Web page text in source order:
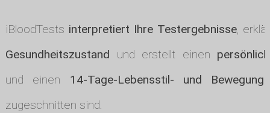
iBloodTests interpretiert Ihre Testergebnisse,
Gesundheitszustand und erstellt einen
und einen 14-Tage-Lebensstil- und
zugeschnitten sind.